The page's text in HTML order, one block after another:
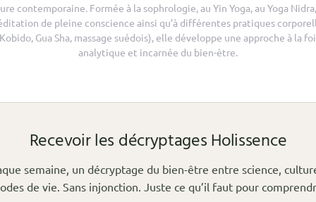
contemporaine. Formée à la sophrologie, au Yin Yoga, au Yoga
de pleine conscience ainsi qu’à différentes pratiques
Gua Sha, massage suédois), elle développe une approche à la
analytique et incarnée du bien-être.
Recevoir les décryptages Holissence
semaine, un décryptage du bien-être entre science,
de vie. Sans injonction. Juste ce qu’il faut pour